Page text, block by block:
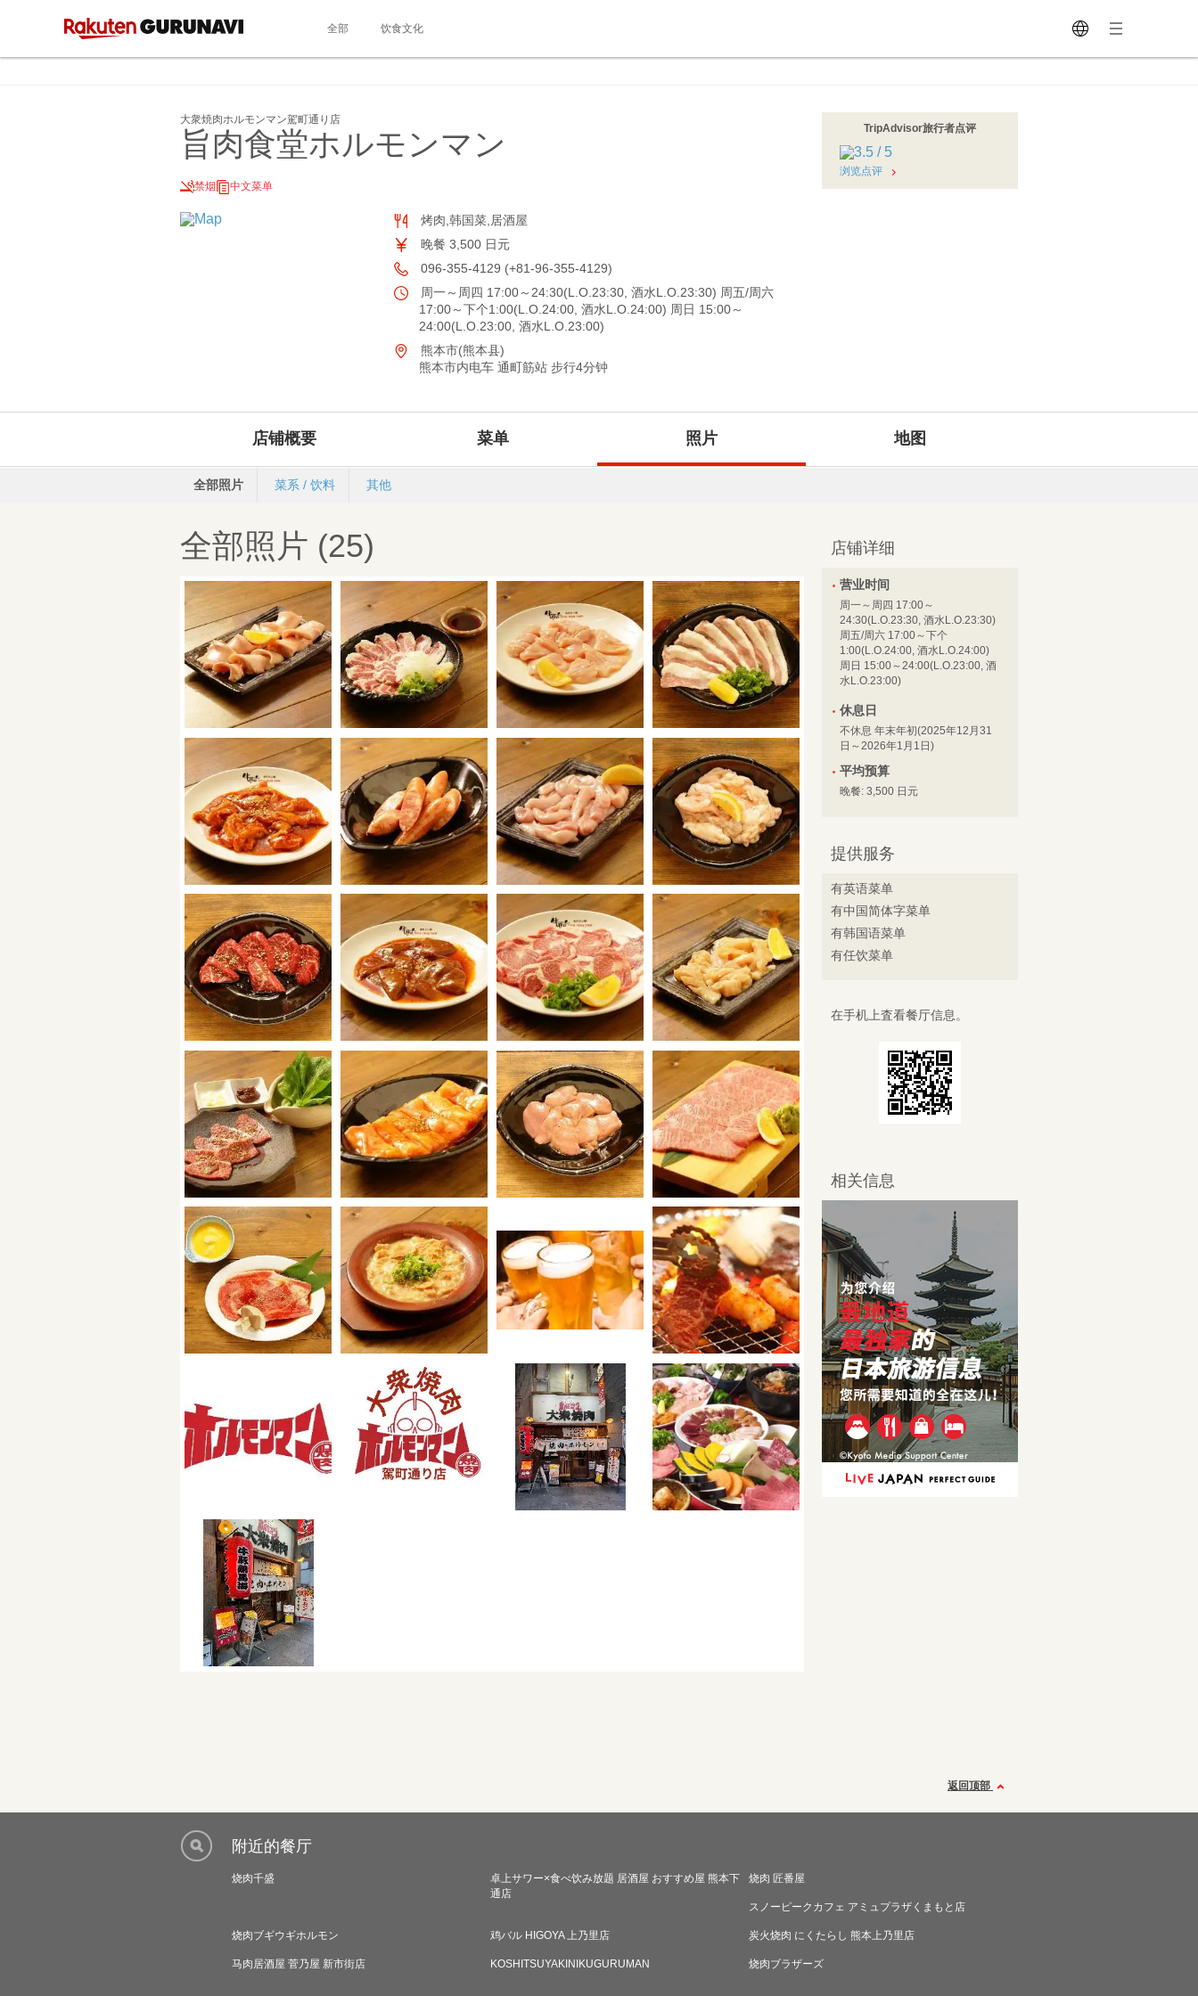
全部 饮食文化
大衆焼肉ホルモンマン駕町通り店
旨肉食堂ホルモンマン
禁烟 中文菜单
烤肉,韩国菜,居酒屋
晚餐 3,500 日元
096-355-4129 (+81-96-355-4129)
周一～周四 17:00～24:30(L.O.23:30, 酒水L.O.23:30) 周五/周六
17:00～下个1:00(L.O.24:00, 酒水L.O.24:00) 周日 15:00～
24:00(L.O.23:00, 酒水L.O.23:00)
熊本市(熊本县)
熊本市内电车 通町筋站 步行4分钟
TripAdvisor旅行者点评
浏览点评
店铺概要 菜单 照片 地图
全部照片 菜系 / 饮料 其他
全部照片 (25) 店铺详细
营业时间
周一～周四 17:00～
24:30(L.O.23:30, 酒水L.O.23:30)
周五/周六 17:00～下个
1:00(L.O.24:00, 酒水L.O.24:00)
周日 15:00～24:00(L.O.23:00, 酒
水L.O.23:00)
休息日
不休息 年末年初(2025年12月31
日～2026年1月1日)
平均预算
晚餐: 3,500 日元
提供服务
有英语菜单
有中国简体字菜单
有韩国语菜单
有任饮菜单
在手机上査看餐厅信息。
相关信息
返回顶部
附近的餐厅
烧肉千盛
卓上サワー×食べ饮み放题 居酒屋 おすすめ屋 熊本下
通店
烧肉 匠番屋
スノーピークカフェ アミュプラザくまもと店
烧肉ブギウギホルモン 鸡バル HIGOYA 上乃里店 炭火烧肉 にくたらし 熊本上乃里店
马肉居酒屋 菅乃屋 新市街店 KOSHITSUYAKINIKUGURUMAN 烧肉ブラザーズ